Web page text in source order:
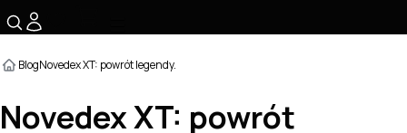
BlogNovedex XT: powrót legendy.
Novedex XT: powrót